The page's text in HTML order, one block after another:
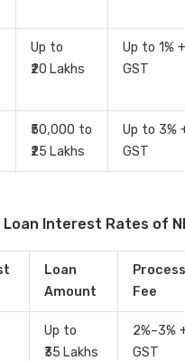
Up to
₹20 Lakhs
Up to 1% +
GST
₹50,000 to
₹25 Lakhs
Up to 3%
GST
Interest Rates of
Loan
Amount
Fee
Up to
₹35 Lakhs
2%–3%
GST